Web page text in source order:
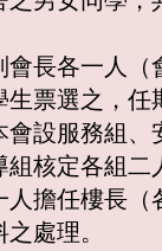
會長各一人
生票選之，
會設服務組
組核定各組
人擔任樓長
處理。